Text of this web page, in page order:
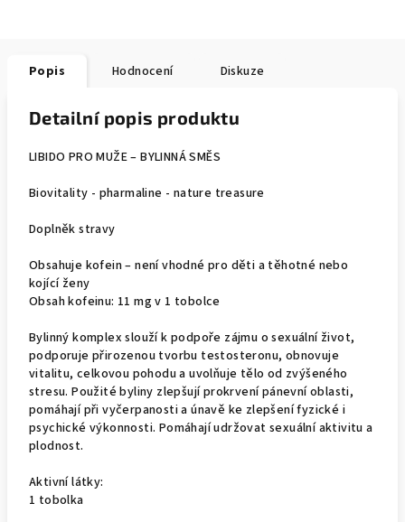
Popis Hodnocení Diskuze
Detailní popis produktu
LIBIDO PRO MUŽE – BYLINNÁ SMĚS
Biovitality - pharmaline - nature treasure
Doplněk stravy
Obsahuje kofein – není vhodné pro děti a těhotné nebo
kojící ženy
Obsah kofeinu: 11 mg v 1 tobolce
Bylinný komplex slouží k podpoře zájmu o sexuální život,
podporuje přirozenou tvorbu testosteronu, obnovuje
vitalitu, celkovou pohodu a uvolňuje tělo od zvýšeného
stresu. Použité byliny zlepšují prokrvení pánevní oblasti,
pomáhají při vyčerpanosti a únavě ke zlepšení fyzické i
psychické výkonnosti. Pomáhají udržovat sexuální aktivitu a
plodnost.
Aktivní látky:
1 tobolka